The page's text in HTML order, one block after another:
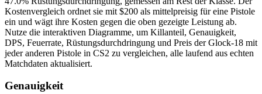
Kostenvergleich ordnet sie mit $200 als mittelpreisig für eine Pistole
ein und wägt ihre Kosten gegen die oben gezeigte Leistung ab.
Nutze die interaktiven Diagramme, um Killanteil, Genauigkeit,
DPS, Feuerrate, Rüstungsdurchdringung und Preis der Glock-18 mit
jeder anderen Pistole in CS2 zu vergleichen, alle laufend aus echten
Matchdaten aktualisiert.
Genauigkeit